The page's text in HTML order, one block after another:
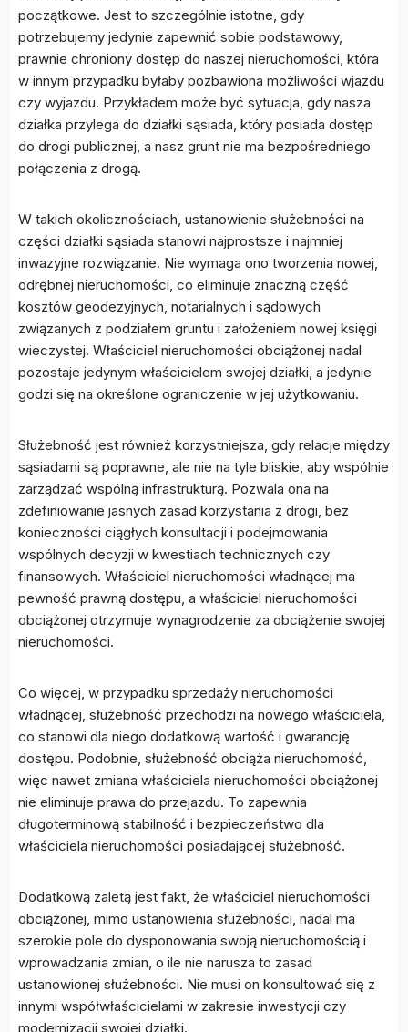
początkowe. Jest to szczególnie istotne, gdy
potrzebujemy jedynie zapewnić sobie podstawowy,
prawnie chroniony dostęp do naszej nieruchomości, która
w innym przypadku byłaby pozbawiona możliwości wjazdu
czy wyjazdu. Przykładem może być sytuacja, gdy nasza
działka przylega do działki sąsiada, który posiada dostęp
do drogi publicznej, a nasz grunt nie ma bezpośredniego
połączenia z drogą.
W takich okolicznościach, ustanowienie służebności na
części działki sąsiada stanowi najprostsze i najmniej
inwazyjne rozwiązanie. Nie wymaga ono tworzenia nowej,
odrębnej nieruchomości, co eliminuje znaczną część
kosztów geodezyjnych, notarialnych i sądowych
związanych z podziałem gruntu i założeniem nowej księgi
wieczystej. Właściciel nieruchomości obciążonej nadal
pozostaje jedynym właścicielem swojej działki, a jedynie
godzi się na określone ograniczenie w jej użytkowaniu.
Służebność jest również korzystniejsza, gdy relacje między
sąsiadami są poprawne, ale nie na tyle bliskie, aby wspólnie
zarządzać wspólną infrastrukturą. Pozwala ona na
zdefiniowanie jasnych zasad korzystania z drogi, bez
konieczności ciągłych konsultacji i podejmowania
wspólnych decyzji w kwestiach technicznych czy
finansowych. Właściciel nieruchomości władnącej ma
pewność prawną dostępu, a właściciel nieruchomości
obciążonej otrzymuje wynagrodzenie za obciążenie swojej
nieruchomości.
Co więcej, w przypadku sprzedaży nieruchomości
władnącej, służebność przechodzi na nowego właściciela,
co stanowi dla niego dodatkową wartość i gwarancję
dostępu. Podobnie, służebność obciąża nieruchomość,
więc nawet zmiana właściciela nieruchomości obciążonej
nie eliminuje prawa do przejazdu. To zapewnia
długoterminową stabilność i bezpieczeństwo dla
właściciela nieruchomości posiadającej służebność.
Dodatkową zaletą jest fakt, że właściciel nieruchomości
obciążonej, mimo ustanowienia służebności, nadal ma
szerokie pole do dysponowania swoją nieruchomością i
wprowadzania zmian, o ile nie narusza to zasad
ustanowionej służebności. Nie musi on konsultować się z
innymi współwłaścicielami w zakresie inwestycji czy
modernizacji swojej działki.